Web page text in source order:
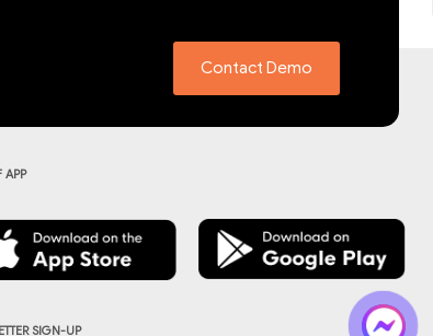
Contact Demo
APP
SIGN-UP